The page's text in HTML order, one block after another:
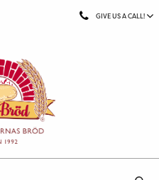
GIVE US A CALL!